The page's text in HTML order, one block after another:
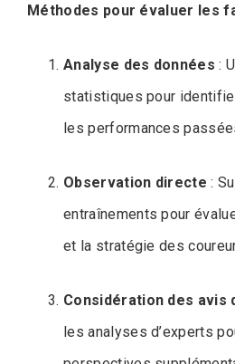
Méthodes pour évaluer les
Analyse des données :
statistiques pour
les performances
Observation directe :
entraînements pour
et la stratégie des
Considération des avis
les analyses d’experts